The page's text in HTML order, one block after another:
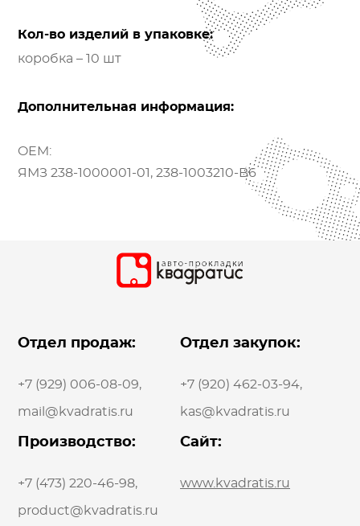
Кол-во изделий в упаковке:
коробка – 10 шт
Дополнительная информация:
OEM:
ЯМЗ 238-1000001-01, 238-1003210-B6
Отдел продаж:
+7 (929) 006-08-09,
mail@kvadratis.ru
Отдел закупок:
+7 (920) 462-03-94,
kas@kvadratis.ru
Производство:
+7 (473) 220-46-98,
product@kvadratis.ru
Сайт:
www.kvadratis.ru